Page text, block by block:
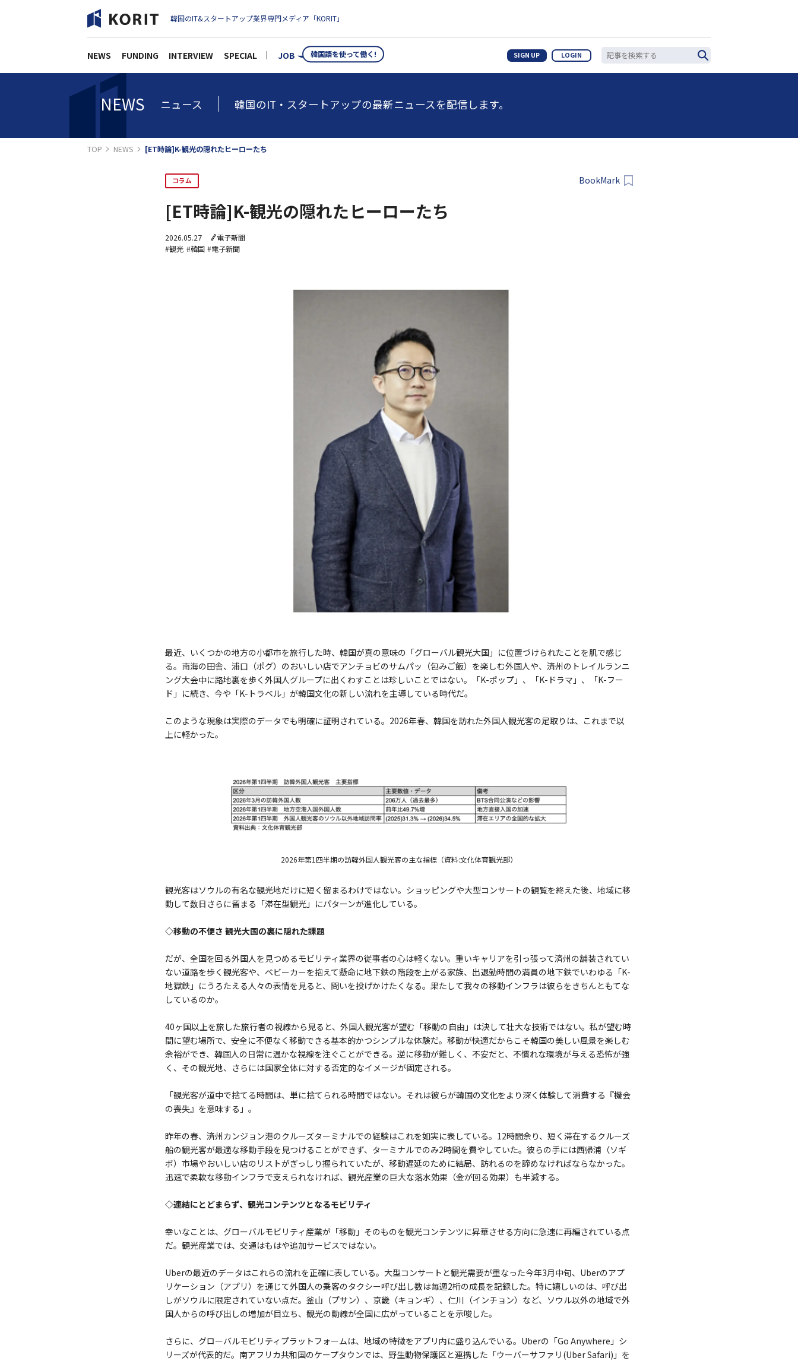
韓国のIT&スタートアップ業界専門メディア「KORIT」
NEWS FUNDING INTERVIEW SPECIAL JOB 韓国語を使って働く! SIGN UP LOGIN
NEWS ニュース 韓国のIT・スタートアップの最新ニュースを配信します。
TOP NEWS [ET時論]K-観光の隠れたヒーローたち
コラム BookMark
[ET時論]K-観光の隠れたヒーローたち
2026.05.27
電子新聞
#観光 #韓国 #電子新聞
最近、いくつかの地方の小都市を旅行した時、韓国が真の意味の「グローバル観光大国」に位置づけられたことを肌で感じ
る。南海の田舎、浦口（ポグ）のおいしい店でアンチョビのサムパッ（包みご飯）を楽しむ外国人や、済州のトレイルランニ
ング大会中に路地裏を歩く外国人グループに出くわすことは珍しいことではない。「K-ポップ」、「K-ドラマ」、「K-フー
ド」に続き、今や「K-トラベル」が韓国文化の新しい流れを主導している時代だ。
このような現象は実際のデータでも明確に証明されている。2026年春、韓国を訪れた外国人観光客の足取りは、これまで以
上に軽かった。
2026年第1四半期の訪韓外国人観光客の主な指標（資料:文化体育観光部）
観光客はソウルの有名な観光地だけに短く留まるわけではない。ショッピングや大型コンサートの観覧を終えた後、地域に移
動して数日さらに留まる「滞在型観光」にパターンが進化している。
◇移動の不便さ 観光大国の裏に隠れた課題
だが、全国を回る外国人を見つめるモビリティ業界の従事者の心は軽くない。重いキャリアを引っ張って済州の舗装されてい
ない道路を歩く観光客や、ベビーカーを抱えて懸命に地下鉄の階段を上がる家族、出退勤時間の満員の地下鉄でいわゆる「K-
地獄鉄」にうろたえる人々の表情を見ると、問いを投げかけたくなる。果たして我々の移動インフラは彼らをきちんともてな
しているのか。
40ヶ国以上を旅した旅行者の視線から見ると、外国人観光客が望む「移動の自由」は決して壮大な技術ではない。私が望む時
間に望む場所で、安全に不便なく移動できる基本的かつシンプルな体験だ。移動が快適だからこそ韓国の美しい風景を楽しむ
余裕ができ、韓国人の日常に温かな視線を注ぐことができる。逆に移動が難しく、不安だと、不慣れな環境が与える恐怖が強
く、その観光地、さらには国家全体に対する否定的なイメージが固定される。
「観光客が道中で捨てる時間は、単に捨てられる時間ではない。それは彼らが韓国の文化をより深く体験して消費する『機会
の喪失』を意味する」。
昨年の春、済州カンジョン港のクルーズターミナルでの経験はこれを如実に表している。12時間余り、短く滞在するクルーズ
船の観光客が最適な移動手段を見つけることができず、ターミナルでのみ2時間を費やしていた。彼らの手には西帰浦（ソギ
ボ）市場やおいしい店のリストがぎっしり握られていたが、移動遅延のために結局、訪れるのを諦めなければならなかった。
迅速で柔軟な移動インフラで支えられなければ、観光産業の巨大な落水効果（金が回る効果）も半減する。
◇連結にとどまらず、観光コンテンツとなるモビリティ
幸いなことは、グローバルモビリティ産業が「移動」そのものを観光コンテンツに昇華させる方向に急速に再編されている点
だ。観光産業では、交通はもはや追加サービスではない。
Uberの最近のデータはこれらの流れを正確に表している。大型コンサートと観光需要が重なった今年3月中旬、Uberのアプ
リケーション（アプリ）を通じて外国人の乗客のタクシー呼び出し数は毎週2桁の成長を記録した。特に嬉しいのは、呼び出
しがソウルに限定されていない点だ。釜山（プサン）、京畿（キョンギ）、仁川（インチョン）など、ソウル以外の地域で外
国人からの呼び出しの増加が目立ち、観光の動線が全国に広がっていることを示唆した。
さらに、グローバルモビリティプラットフォームは、地域の特徴をアプリ内に盛り込んでいる。Uberの「Go Anywhere」シ
リーズが代表的だ。南アフリカ共和国のケープタウンでは、野生動物保護区と連携した「ウーバーサファリ(Uber Safari)」を